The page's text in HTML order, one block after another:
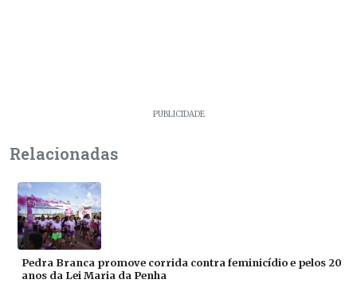
PUBLICIDADE
Relacionadas
Pedra Branca promove corrida contra feminicídio e pelos 20
anos da Lei Maria da Penha